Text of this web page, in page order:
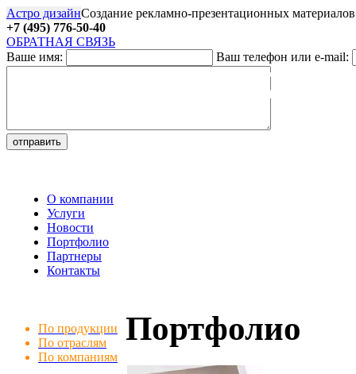
27
Астро дизайнСоздание рекламно-презентационных материалов
+7 (495) 776-50-40
ОБРАТНАЯ СВЯЗЬ
Ваше имя:
Ваш телефон или e-mail:
О компании
Услуги
Новости
Портфолио
Партнеры
Контакты
По продукции
По отраслям
По компаниям
Портфолио